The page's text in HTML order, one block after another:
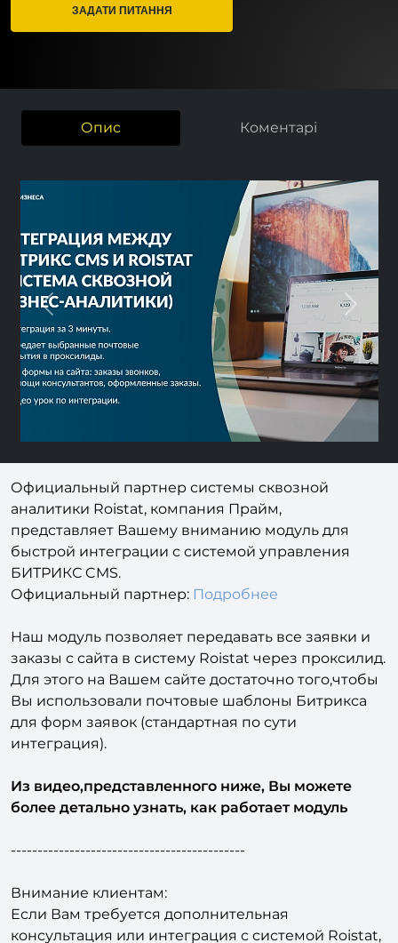
ЗАДАТИ ПИТАННЯ
Опис Коментарі
Previous Next
Официальный партнер системы сквозной
аналитики Roistat, компания Прайм,
представляет Вашему вниманию модуль для
быстрой интеграции с системой управления
БИТРИКС CMS.
Официальный партнер: Подробнее
Наш модуль позволяет передавать все заявки и
заказы с сайта в систему Roistat через проксилид.
Для этого на Вашем сайте достаточно того,чтобы
Вы использовали почтовые шаблоны Битрикса
для форм заявок (стандартная по сути
интеграция).
Из видео,представленного ниже, Вы можете
более детально узнать, как работает модуль
--------------------------------------------
Внимание клиентам:
Если Вам требуется дополнительная
консультация или интеграция с системой Roistat,